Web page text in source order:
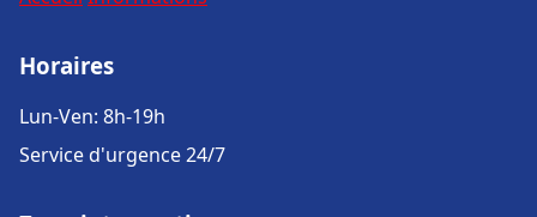
Horaires
Lun-Ven: 8h-19h
Service d'urgence 24/7